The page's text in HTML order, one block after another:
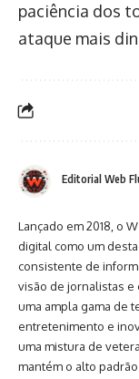
paciência dos
ataque mais
Editorial Web
Lançado em 2018, o
digital como um
consistente de
visão de jornalistas e
uma ampla gama de
entretenimento e
uma mistura de
mantém o alto